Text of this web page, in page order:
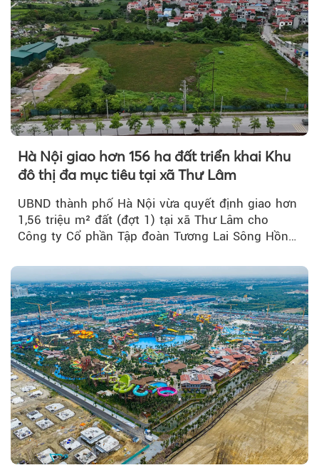
Hà Nội giao hơn 156 ha đất triển khai Khu
đô thị đa mục tiêu tại xã Thư Lâm
UBND thành phố Hà Nội vừa quyết định giao hơn
1,56 triệu m² đất (đợt 1) tại xã Thư Lâm cho
Công ty Cổ phần Tập đoàn Tương Lai Sông Hồng